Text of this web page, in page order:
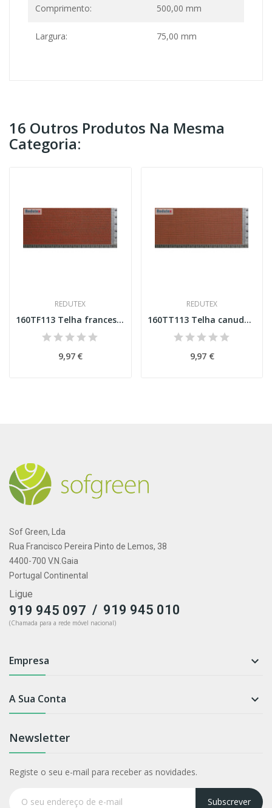
Comprimento: 500,00 mm
Largura: 75,00 mm
16 Outros Produtos Na Mesma
Categoria:
REDUTEX
160TF113 Telha francesa Esc N
9,97 €
REDUTEX
160TT113 Telha canudo Esc N
9,97 €
Sof Green, Lda
Rua Francisco Pereira Pinto de Lemos, 38
4400-700 V.N.Gaia
Portugal Continental
Ligue
919 945 097 / 919 945 010
(Chamada para a rede móvel nacional)
Empresa 
A Sua Conta 
Newsletter
Registe o seu e-mail para receber as novidades.
Subscrever